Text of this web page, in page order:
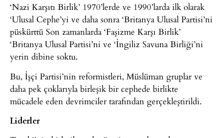
‘Nazi Karşıtı Birlik’ 1970’lerde ve 1990’larda ilk olarak
‘Ulusal Cephe’yi ve daha sonra ‘Britanya Ulusal Partisi’ni
püskürttü Son zamanlarda ‘Faşizme Karşı Birlik’
‘Britanya Ulusal Partisi’ni ve ‘İngiliz Savuna Birliği’ni
yerin dibine soktu.
Bu, İşçi Partisi’nin reformistleri, Müslüman gruplar ve
daha pek çoklarıyla birleşik bir cephede birlikte
mücadele eden devrimciler tarafından gerçekleştirildi.
Liderler